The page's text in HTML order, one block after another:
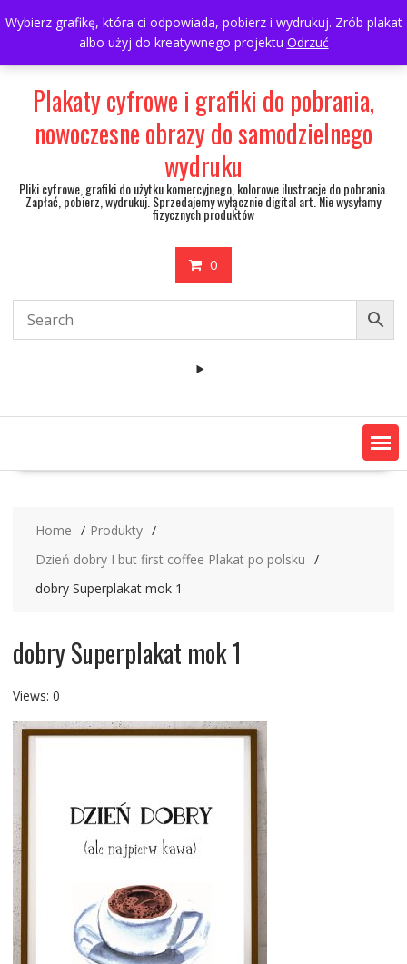
Wybierz grafikę, która ci odpowiada, pobierz i wydrukuj. Zrób plakat
albo użyj do kreatywnego projektu Odrzuć
to
697063361
walulik@gmail.com
My Account
Plakaty cyfrowe i grafiki do pobrania,
nowoczesne obrazy do samodzielnego
wydruku
Pliki cyfrowe, grafiki do użytku komercyjnego, kolorowe ilustracje do pobrania.
Zapłać, pobierz, wydrukuj. Sprzedajemy wyłącznie digital art. Nie wysyłamy
fizycznych produktów
0
Home
Produkty
Dzień dobry I but first coffee Plakat po polsku
dobry Superplakat mok 1
dobry Superplakat mok 1
Views: 0